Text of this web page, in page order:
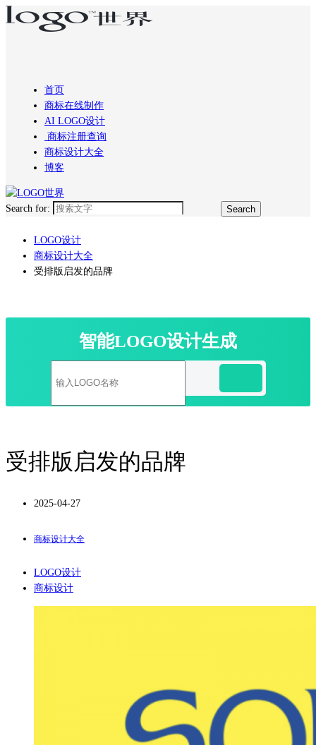
首页
商标在线制作
AI LOGO设计
商标注册查询
商标设计大全
博客
Search for:
LOGO设计
商标设计大全
受排版启发的品牌
智能LOGO设计生成
受排版启发的品牌
2025-04-27
商标设计大全
LOGO设计
商标设计